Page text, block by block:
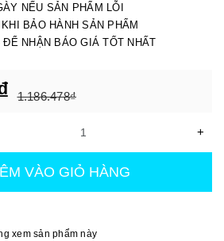
NẾU SẢN PHẨM LỖI
BẢO HÀNH SẢN PHẨM
ĐỂ NHẬN BÁO GIÁ TỐT NHẤT
1.186.478₫
+
VÀO GIỎ HÀNG
xem sản phẩm này